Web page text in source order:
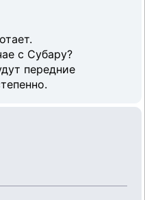
с Субару?
передние